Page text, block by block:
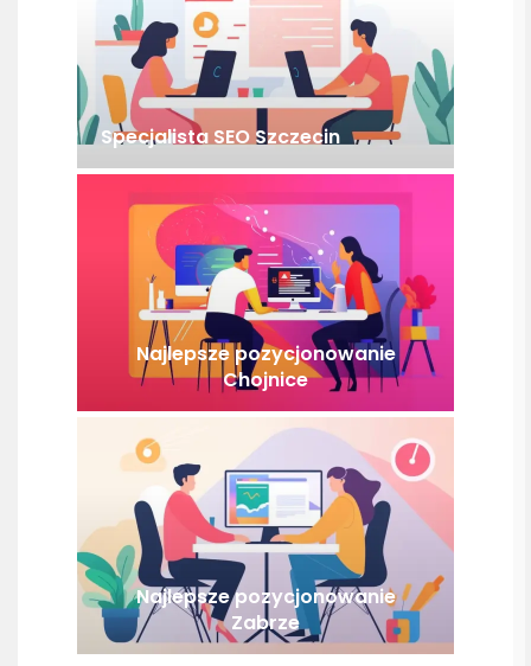
Specjalista SEO Szczecin
Najlepsze pozycjonowanie
Chojnice
Najlepsze pozycjonowanie
Zabrze